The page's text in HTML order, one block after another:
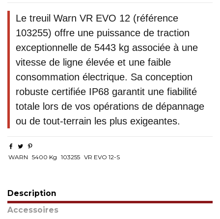
Le treuil Warn VR EVO 12 (référence
103255) offre une puissance de traction
exceptionnelle de 5443 kg associée à une
vitesse de ligne élevée et une faible
consommation électrique. Sa conception
robuste certifiée IP68 garantit une fiabilité
totale lors de vos opérations de dépannage
ou de tout-terrain les plus exigeantes.
WARN 5400 Kg 103255 VR EVO 12-S
Description
Accessoires